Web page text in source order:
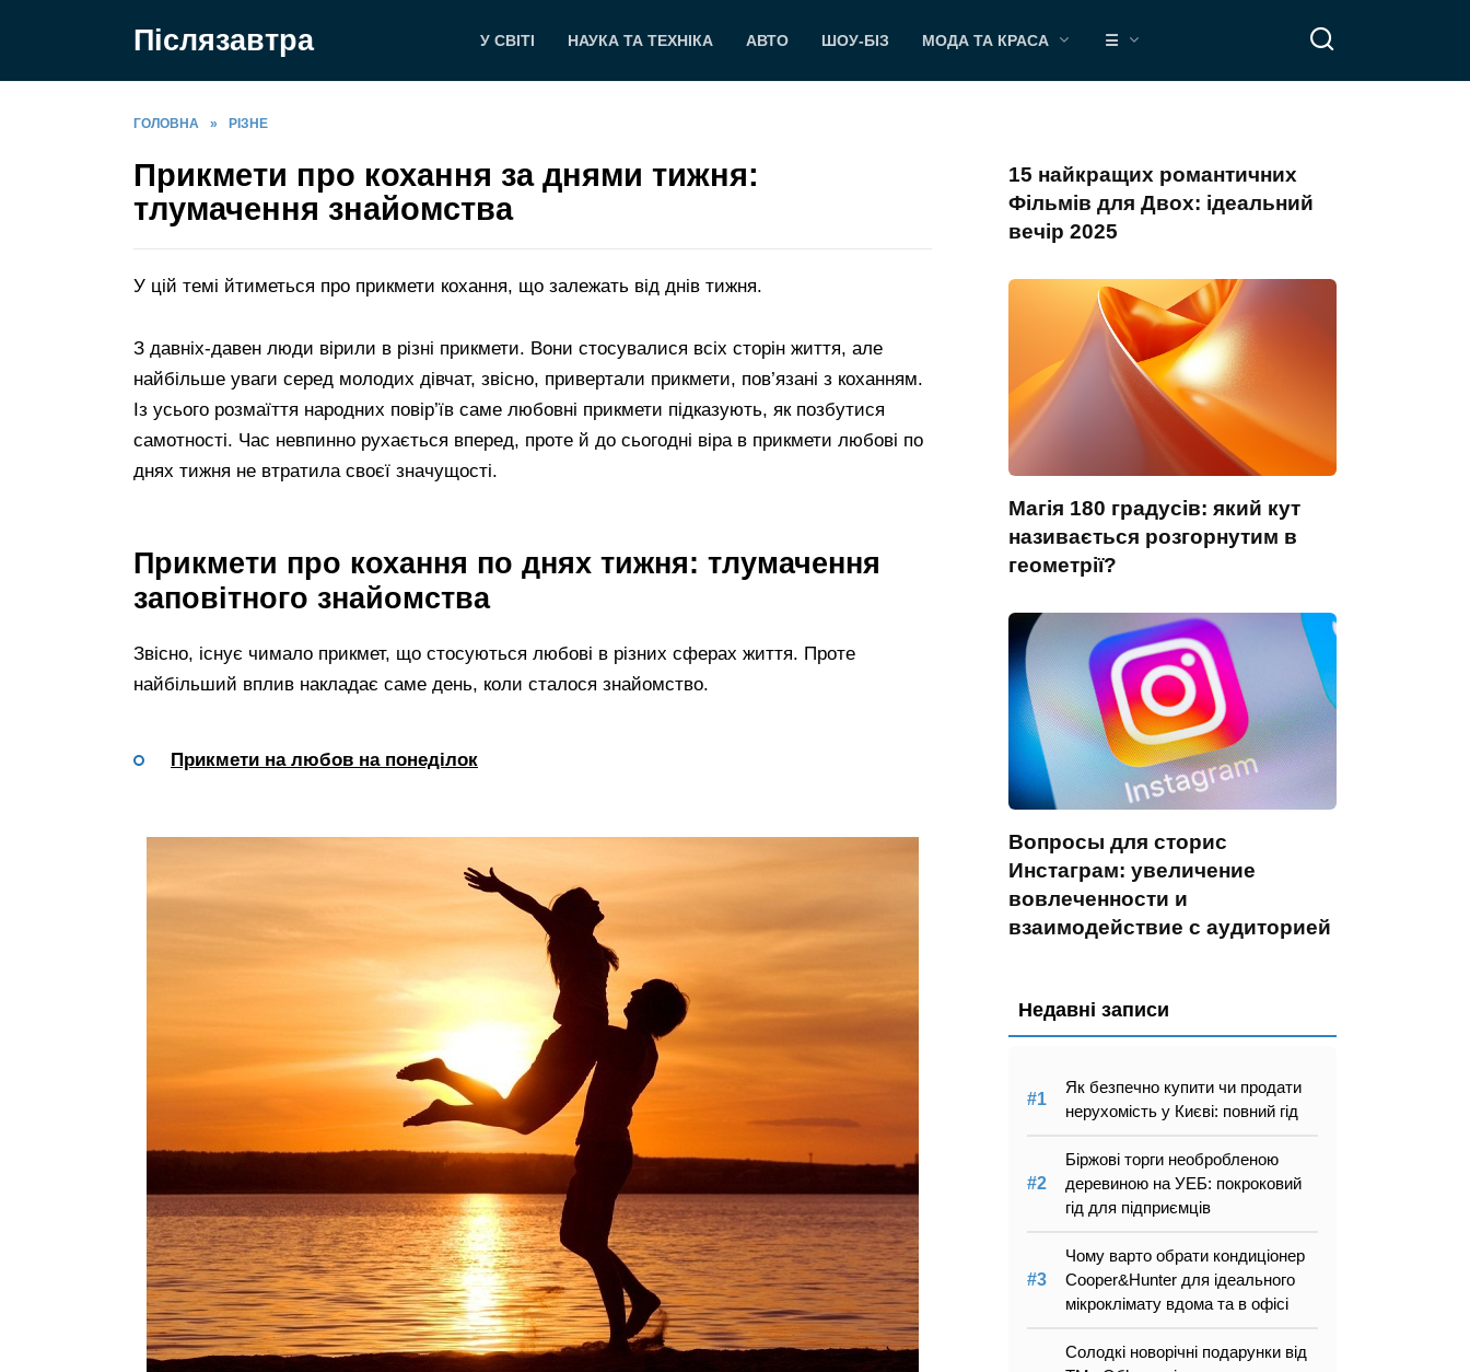
Післязавтра У СВІТІ НАУКА ТА ТЕХНІКА АВТО ШОУ-БІЗ МОДА ТА КРАСА ☰
ГОЛОВНА » РІЗНЕ
Прикмети про кохання за днями тижня:
тлумачення знайомства
У цій темі йтиметься про прикмети кохання, що залежать від днів тижня.
З давніх-давен люди вірили в різні прикмети. Вони стосувалися всіх сторін життя, але
найбільше уваги серед молодих дівчат, звісно, привертали прикмети, пов’язані з коханням.
Із усього розмаїття народних повір’їв саме любовні прикмети підказують, як позбутися
самотності. Час невпинно рухається вперед, проте й до сьогодні віра в прикмети любові по
днях тижня не втратила своєї значущості.
Прикмети про кохання по днях тижня: тлумачення
заповітного знайомства
Звісно, існує чимало прикмет, що стосуються любові в різних сферах життя. Проте
найбільший вплив накладає саме день, коли сталося знайомство.
Прикмети на любов на понеділок
15 найкращих романтичних
Фільмів для Двох: ідеальний
вечір 2025
Магія 180 градусів: який кут
називається розгорнутим в
геометрії?
Вопросы для сторис
Инстаграм: увеличение
вовлеченности и
взаимодействие с аудиторией
Недавні записи
Як безпечно купити чи продати
нерухомість у Києві: повний гід
Біржові торги необробленою
деревиною на УЕБ: покроковий
гід для підприємців
Чому варто обрати кондиціонер
Cooper&Hunter для ідеального
мікроклімату вдома та в офісі
Солодкі новорічні подарунки від